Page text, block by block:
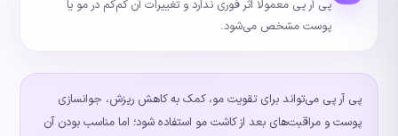
پی آر پی معمولاً اثر فوری ندارد و تغییرات آن کم‌کم در مو یا
پوست مشخص می‌شود.
پی آر پی می‌تواند برای تقویت مو، کمک به کاهش ریزش، جوانسازی
پوست و مراقبت‌های بعد از کاشت مو استفاده شود؛ اما مناسب بودن آن